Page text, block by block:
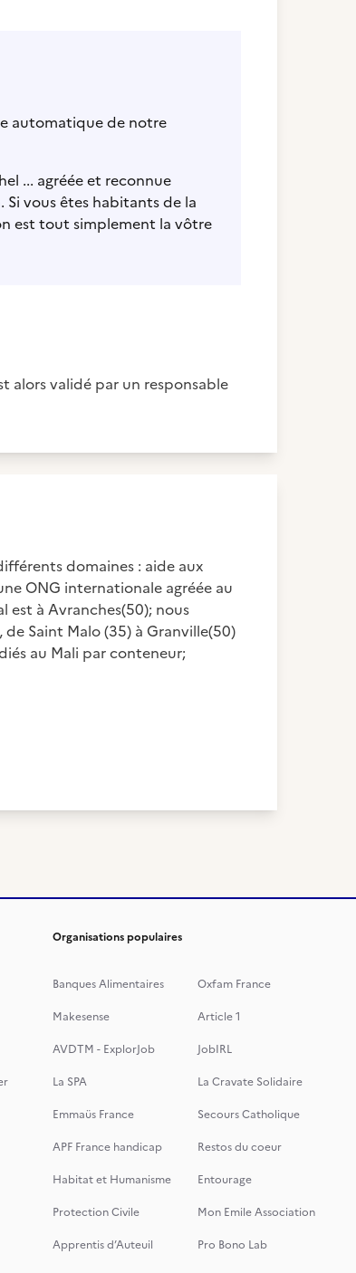
automatique de notre
... agréée et reconnue
vous êtes habitants de la
est tout simplement la vôtre
alors validé par un responsable
domaines : aide aux
ONG internationale agréée au
est à Avranches(50); nous
Saint Malo (35) à Granville(50)
au Mali par conteneur;
Organisations populaires
Banques Alimentaires
Oxfam France
Makesense
Article 1
AVDTM - ExplorJob
JobIRL
La SPA
La Cravate Solidaire
Emmaüs France
Secours Catholique
APF France handicap
Restos du coeur
Habitat et Humanisme
Entourage
Protection Civile
Mon Emile Association
Apprentis d’Auteuil
Pro Bono Lab